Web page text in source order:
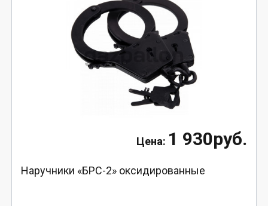
1 930руб.
Наручники «БРС-2» оксидированные